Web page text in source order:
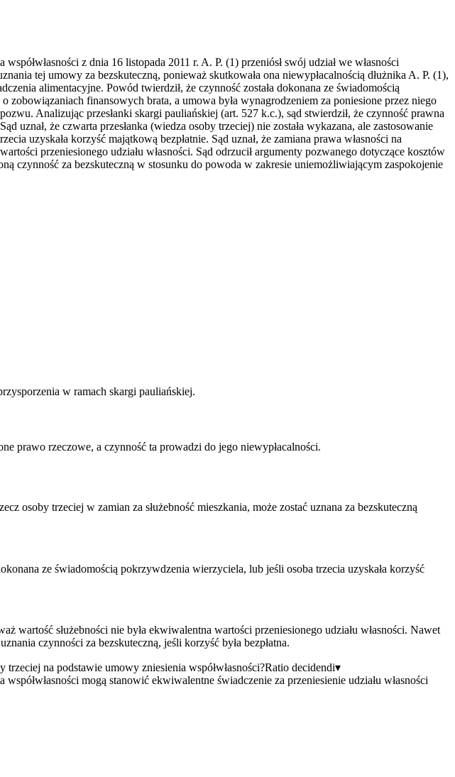
z dnia 16 listopada 2011 r. A. P. (1) przeniósł swój udział we własności
tej umowy za bezskuteczną, ponieważ skutkowała ona niewypłacalnością dłużnika A. P. (1),
alimentacyjne. Powód twierdził, że czynność została dokonana ze świadomością
finansowych brata, a umowa była wynagrodzeniem za poniesione przez niego
Analizując przesłanki skargi pauliańskiej (art. 527 k.c.), sąd stwierdził, że czynność prawna
uznał, że czwarta przesłanka (wiedza osoby trzeciej) nie została wykazana, ale zastosowanie
uzyskała korzyść majątkową bezpłatnie. Sąd uznał, że zamiana prawa własności na
przeniesionego udziału własności. Sąd odrzucił argumenty pozwanego dotyczące kosztów
czynność za bezskuteczną w stosunku do powoda w zakresie uniemożliwiającym zaspokojenie
w ramach skargi pauliańskiej.
prawo rzeczowe, a czynność ta prowadzi do jego niewypłacalności.
osoby trzeciej w zamian za służebność mieszkania, może zostać uznana za bezskuteczną
ze świadomością pokrzywdzenia wierzyciela, lub jeśli osoba trzecia uzyskała korzyść
wartość służebności nie była ekwiwalentna wartości przeniesionego udziału własności. Nawet
czynności za bezskuteczną, jeśli korzyść była bezpłatna.
na podstawie umowy zniesienia współwłasności?Ratio decidendi▾
mogą stanowić ekwiwalentne świadczenie za przeniesienie udziału własności